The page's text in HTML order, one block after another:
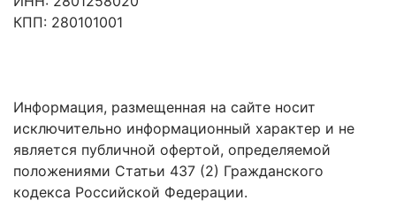
КПП: 280101001
Информация, размещенная на сайте носит
исключительно информационный характер и не
является публичной офертой, определяемой
положениями Статьи 437 (2) Гражданского
кодекса Российской Федерации.